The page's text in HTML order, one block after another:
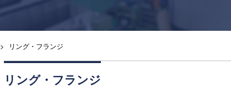
リング・フランジ
リング・フランジ